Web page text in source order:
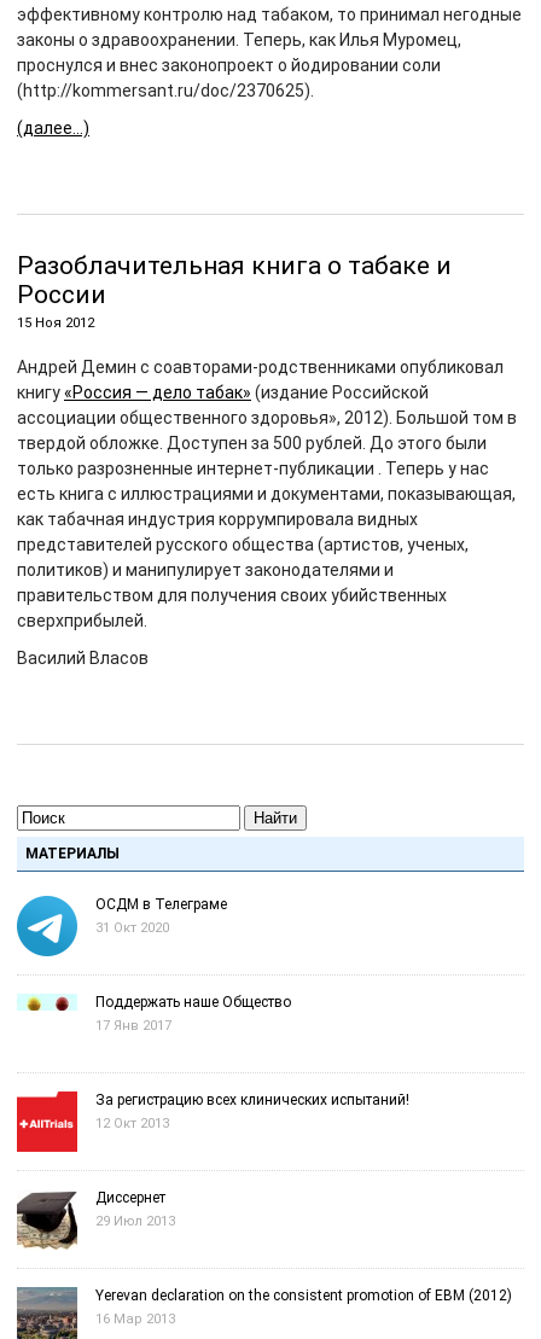
эффективному контролю над табаком, то принимал негодные
законы о здравоохранении. Теперь, как Илья Муромец,
проснулся и внес законопроект о йодировании соли
(http://kommersant.ru/doc/2370625).
(далее…)
Разоблачительная книга о табаке и
России
15 Ноя 2012
Андрей Демин с соавторами-родственниками опубликовал
книгу«Россия — дело табак» (издание Российской
ассоциации общественного здоровья», 2012). Большой том в
твердой обложке. Доступен за 500 рублей. До этого были
только разрозненные интернет-публикации . Теперь у нас
есть книга с иллюстрациями и документами, показывающая,
как табачная индустрия коррумпировала видных
представителей русского общества (артистов, ученых,
политиков) и манипулирует законодателями и
правительством для получения своих убийственных
сверхприбылей.
Василий Власов
Найти
МАТЕРИАЛЫ
ОСДМ в Телеграме
31 Окт 2020
Поддержать наше Общество
17 Янв 2017
За регистрацию всех клинических испытаний!
12 Окт 2013
Диссернет
29 Июл 2013
Yerevan declaration on the consistent promotion of EBM (2012)
16 Мар 2013